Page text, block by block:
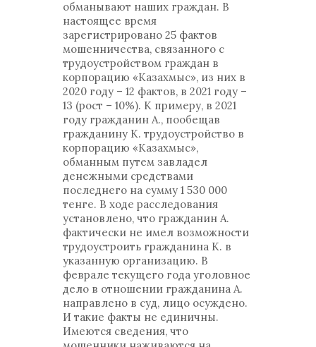
обманывают наших граждан. В
настоящее время
зарегистрировано 25 фактов
мошенничества, связанного с
трудоустройством граждан в
корпорацию «Казахмыс», из них в
2020 году – 12 фактов, в 2021 году –
13 (рост – 10%). К примеру, в 2021
году гражданин А., пообещав
гражданину К. трудоустройство в
корпорацию «Казахмыс»,
обманным путем завладел
денежными средствами
последнего на сумму 1 530 000
тенге. В ходе расследования
установлено, что гражданин А.
фактически не имел возможности
трудоустроить гражданина К. в
указанную организацию. В
феврале текущего года уголовное
дело в отношении гражданина А.
направлено в суд, лицо осуждено.
И такие факты не единичны.
Имеются сведения, что